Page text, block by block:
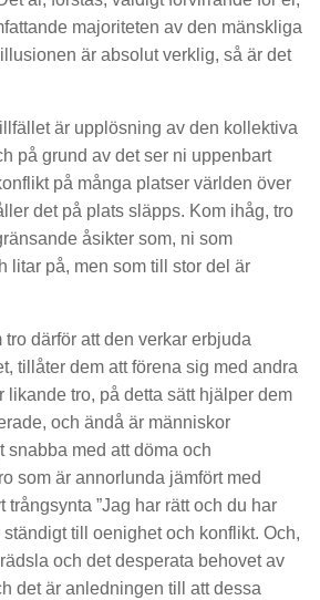
majoriteten av den mänskliga
är absolut verklig, så är det
är upplösning av den kollektiva
på grund av det ser ni uppenbart
på många platser världen över
det på plats släpps. Kom ihåg, tro
åsikter som, ni som
litar på, men som till stor del är
tro därför att den verkar erbjuda
tillåter dem att förena sig med andra
likande tro, på detta sätt hjälper dem
och ändå är människor
snabba med att döma och
som är annorlunda jämfört med
trångsynta ”Jag har rätt och du har
ständigt till oenighet och konflikt. Och,
och det desperata behovet av
det är anledningen till att dessa